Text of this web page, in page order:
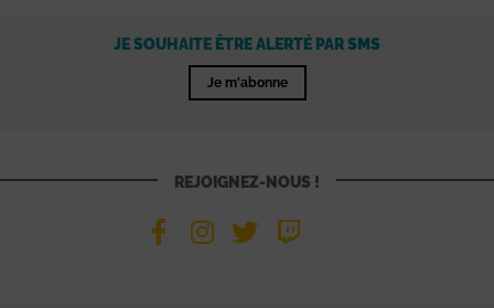
JE SOUHAITE ÊTRE ALERTÉ PAR SMS
Je m'abonne
REJOIGNEZ-NOUS !